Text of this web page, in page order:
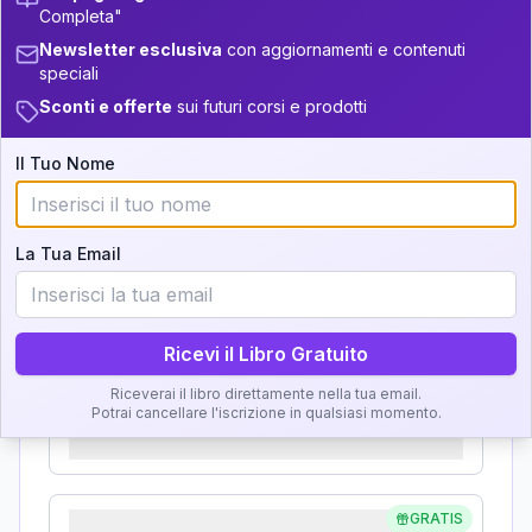
18.5-19 +4 15
34-36
37.5-38.5
38.5-39
Analisi, Significato e
GRATIS
Zona del Ritratto
Importanza:
Karma Genitore-Figlio
GRATIS
Completa"
Newsletter esclusiva con aggiornamenti e contenuti
speciali
Sconti e offerte sui futuri corsi e prodotti
Il Tuo Nome
La Tua Email
Ricevi il Libro Gratuito
Riceverai il libro direttamente nella tua email.
Potrai cancellare l'iscrizione in qualsiasi momento.